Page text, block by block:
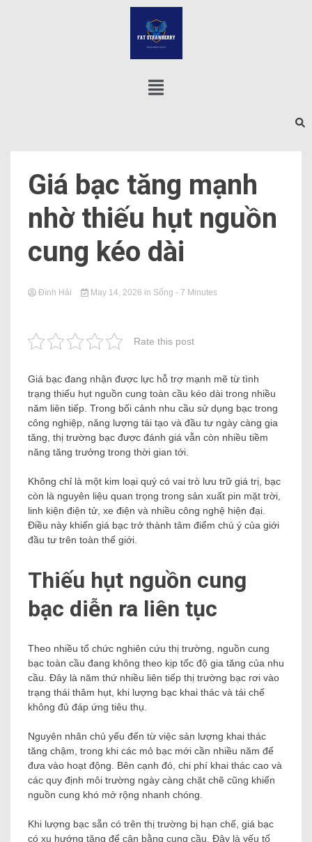
Giá bạc tăng mạnh
nhờ thiếu hụt nguồn
cung kéo dài
Đình Hải May 14, 2026 in Sống - 7 Minutes
Rate this post
Giá bạc đang nhận được lực hỗ trợ mạnh mẽ từ tình
trạng thiếu hụt nguồn cung toàn cầu kéo dài trong nhiều
năm liên tiếp. Trong bối cảnh nhu cầu sử dụng bạc trong
công nghiệp, năng lượng tái tạo và đầu tư ngày càng gia
tăng, thị trường bạc được đánh giá vẫn còn nhiều tiềm
năng tăng trưởng trong thời gian tới.
Không chỉ là một kim loại quý có vai trò lưu trữ giá trị, bạc
còn là nguyên liệu quan trọng trong sản xuất pin mặt trời,
linh kiện điện tử, xe điện và nhiều công nghệ hiện đại.
Điều này khiến giá bạc trở thành tâm điểm chú ý của giới
đầu tư trên toàn thế giới.
Thiếu hụt nguồn cung
bạc diễn ra liên tục
Theo nhiều tổ chức nghiên cứu thị trường, nguồn cung
bạc toàn cầu đang không theo kịp tốc độ gia tăng của nhu
cầu. Đây là năm thứ nhiều liên tiếp thị trường bạc rơi vào
trạng thái thâm hụt, khi lượng bạc khai thác và tái chế
không đủ đáp ứng tiêu thụ.
Nguyên nhân chủ yếu đến từ việc sản lượng khai thác
tăng chậm, trong khi các mỏ bạc mới cần nhiều năm để
đưa vào hoạt động. Bên cạnh đó, chi phí khai thác cao và
các quy định môi trường ngày càng chặt chẽ cũng khiến
nguồn cung khó mở rộng nhanh chóng.
Khi lượng bạc sẵn có trên thị trường bị hạn chế, giá bạc
có xu hướng tăng để cân bằng cung cầu. Đây là yếu tố